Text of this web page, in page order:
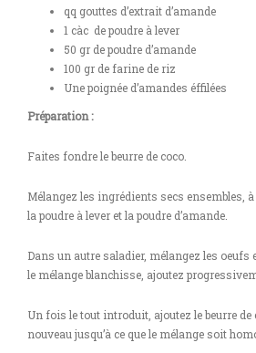
qq gouttes d’extrait d’amande
1 càc de poudre à lever
50 gr de poudre d’amande
100 gr de farine de riz
Une poignée d’amandes éffilées
Préparation :
Faites fondre le beurre de coco.
Mélangez les ingrédients secs ensembles,
la poudre à lever et la poudre d’amande.
Dans un autre saladier, mélangez les oeufs
le mélange blanchisse, ajoutez
Un fois le tout introduit, ajoutez le beurre de
nouveau jusqu’à ce que le mélange soit